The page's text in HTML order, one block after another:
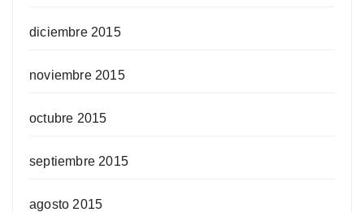
diciembre 2015
noviembre 2015
octubre 2015
septiembre 2015
agosto 2015